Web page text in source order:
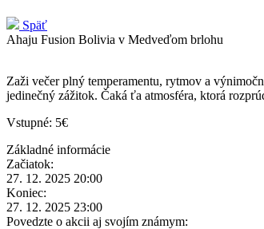
Späť
Ahaju Fusion Bolivia v Medveďom brlohu
Zaži večer plný temperamentu, rytmov a
jedinečný zážitok. Čaká ťa atmosféra, ktorá
Vstupné: 5€
Základné informácie
Začiatok:
27. 12. 2025 20:00
Koniec:
27. 12. 2025 23:00
Povedzte o akcii aj svojím známym: